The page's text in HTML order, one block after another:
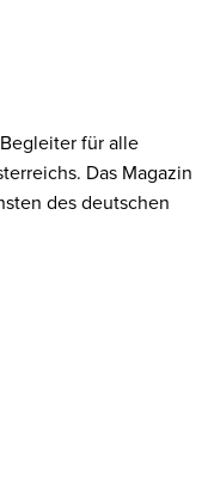
für alle
Das Magazin
des deutschen